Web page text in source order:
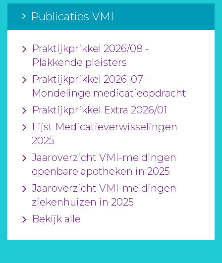
Publicaties VMI
Praktijkprikkel 2026/08 -
Plakkende pleisters
Praktijkprikkel 2026-07 –
Mondelinge medicatieopdracht
Praktijkprikkel Extra 2026/01
Lijst Medicatieverwisselingen
2025
Jaaroverzicht VMI-meldingen
openbare apotheken in 2025
Jaaroverzicht VMI-meldingen
ziekenhuizen in 2025
Bekijk alle